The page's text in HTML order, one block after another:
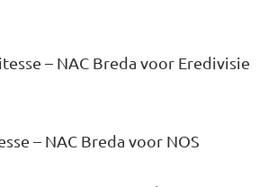
– NAC Breda voor Eredivisie
– NAC Breda voor NOS